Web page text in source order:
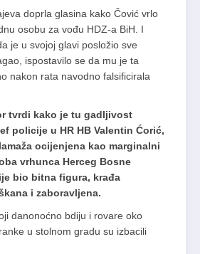
doprla glasina kako Čović vrlo
osobu za vođu HDZ-a BiH. I
je u svojoj glavi posložio sve
ispostavilo se da mu je ta
nakon rata navodno falsificirala
tvrdi kako je tu gadljivost
policije u HR HB Valentin Ćorić,
ocijenjena kao marginalni
vrhunca Herceg Bosne
bio bitna figura, krađa
i zaboravljena.
danonoćno bdiju i rovare oko
u stolnom gradu su izbacili